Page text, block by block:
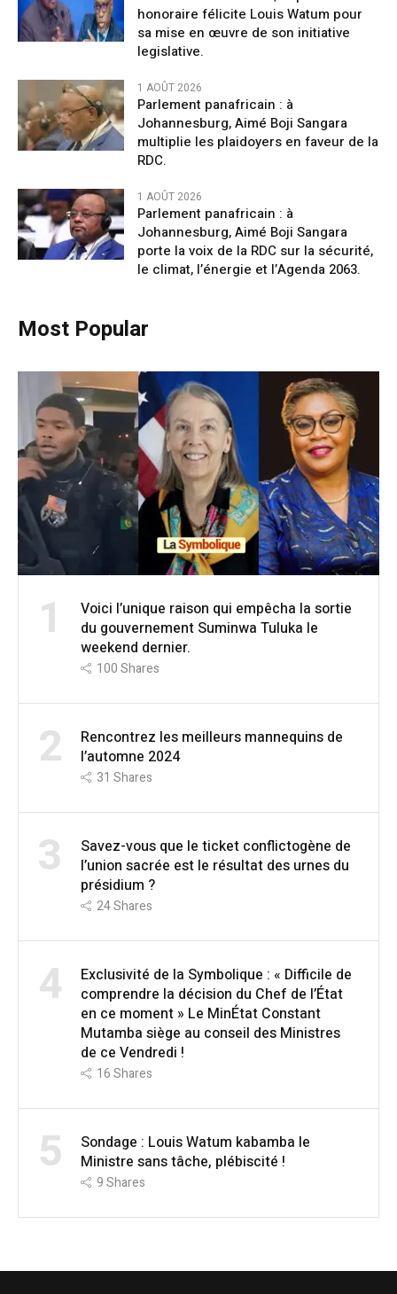
honoraire félicite Louis Watum pour
sa mise en œuvre de son initiative
legislative.
1 AOÛT 2026
Parlement panafricain : à
Johannesburg, Aimé Boji Sangara
multiplie les plaidoyers en faveur de la
RDC.
1 AOÛT 2026
Parlement panafricain : à
Johannesburg, Aimé Boji Sangara
porte la voix de la RDC sur la sécurité,
le climat, l’énergie et l’Agenda 2063.
Most Popular
1
Voici l’unique raison qui empêcha la sortie
du gouvernement Suminwa Tuluka le
weekend dernier.
100Shares
2
Rencontrez les meilleurs mannequins de
l’automne 2024
31 Shares
3
Savez-vous que le ticket conflictogène de
l’union sacrée est le résultat des urnes du
présidium ?
24Shares
4
Exclusivité de la Symbolique : « Difficile de
comprendre la décision du Chef de l’État
en ce moment » Le MinÉtat Constant
Mutamba siège au conseil des Ministres
de ce Vendredi !
16Shares
5
Sondage : Louis Watum kabamba le
Ministre sans tâche, plébiscité !
9Shares